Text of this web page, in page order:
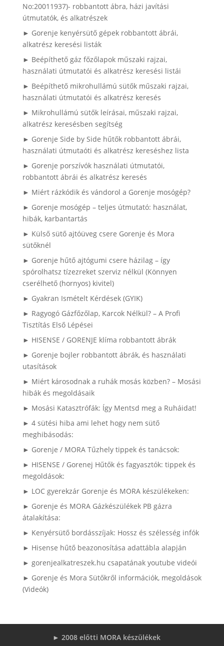
No:20011937)- robbantott ábra, házi javítási
útmutatók, és alkatrészek
► Gorenje kenyérsütő gépek robbantott ábrái,
alkatrész keresési listák
► Beépíthető gáz főzőlapok műszaki rajzai,
használati útmutatói és alkatrész keresési listái
► Beépíthető mikrohullámú sütők műszaki rajzai,
használati útmutatói és alkatrész keresés
► Mikrohullámú sütők leírásai, műszaki rajzai,
alkatrész keresésben segítség
► Gorenje Side by Side hűtők robbantott ábrái,
használati útmutaóti és alkatrész kereséshez lista
► Gorenje porszívók használati útmutatói,
robbantott ábrái és alkatrész keresés
► Miért rázkódik és vándorol a Gorenje mosógép?
► Gorenje mosógép – teljes útmutató: használat,
hibák, karbantartás
► Külső sütő ajtóüveg csere Gorenje és Mora
sütőknél
► Gorenje hűtő ajtógumi csere házilag – így
spórolhatsz tízezreket szerviz nélkül (Könnyen
cserélhető (hornyos) kivitel)
► Gyakran Ismételt Kérdések (GYIK)
► Ragyogó Gázfőzőlap, Karcok Nélkül? – A Profi
Tisztítás Első Lépései
► HISENSE / GORENJE klíma robbantott ábrák
► Gorenje bojler robbantott ábrák, és használati
utasítások
► Miért károsodnak a ruhák mosás közben? – Mosási
hibák és megoldásaik
► Mosási Katasztrófák: Így Mentsd meg a Ruháidat!
► 4 sütési hiba ami lehet hogy nem sütő
meghibásodás:
► Gorenje / MORA Tűzhely tippek és tanácsok:
► HISENSE / Gorenej Hűtők és fagyasztók: tippek és
megoldások:
► LOC gyerekzár Gorenje és MORA készülékeken:
► Gorenje és MORA Gázkészülékek PB gázra
átalakítása:
► Kenyérsütő bordásszíjak: Hossz és szélesség infók
► Hisense hűtő beazonosítása adattábla alapján
► gorenjealkatreszek.hu csapatának youtube videói
► Gorenje és Mora Sütőkről információk, megoldások
(Videók)
► 2008 előtti MORA készülékek